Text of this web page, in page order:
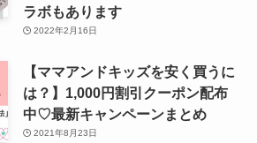
ラボもあります
2022年2月16日
【ママアンドキッズを安く買うに
は？】1,000円割引クーポン配布
中♡最新キャンペーンまとめ
2021年8月23日